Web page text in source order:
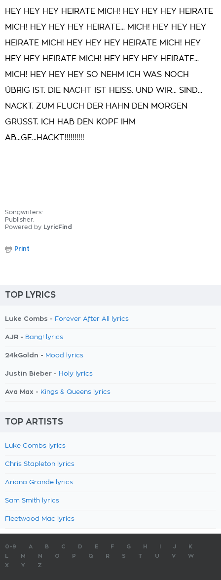
HEY HEY HEY HEIRATE MICH! HEY HEY HEY HEIRATE
MICH! HEY HEY HEY HEIRATE... MICH! HEY HEY HEY
HEIRATE MICH! HEY HEY HEY HEIRATE MICH! HEY
HEY HEY HEIRATE MICH! HEY HEY HEY HEIRATE...
MICH! HEY HEY HEY SO NEHM ICH WAS NOCH
ÜBRIG IST. DIE NACHT IST HEISS. UND WIR... SIND...
NACKT. ZUM FLUCH DER HAHN DEN MORGEN
GRÜSST. ICH HAB DEN KOPF IHM
AB...GE...HACKT!!!!!!!!!!
Songwriters:
Publisher:
Powered by LyricFind
Print
TOP LYRICS
Luke Combs - Forever After All lyrics
AJR - Bang! lyrics
24kGoldn - Mood lyrics
Justin Bieber - Holy lyrics
Ava Max - Kings & Queens lyrics
TOP ARTISTS
Luke Combs lyrics
Chris Stapleton lyrics
Ariana Grande lyrics
Sam Smith lyrics
Fleetwood Mac lyrics
0-9 A B C D E F G H J
K
M N O P Q R S T U V
W
X
Y Z